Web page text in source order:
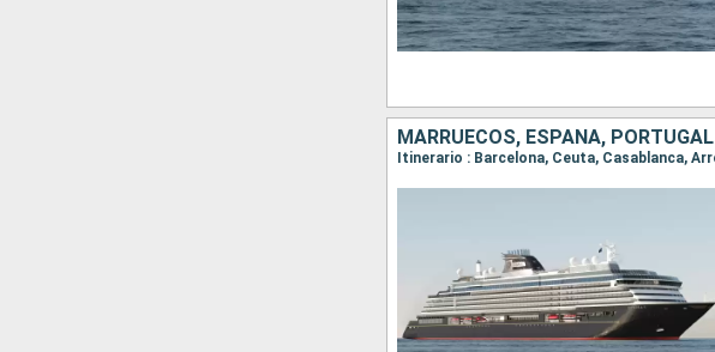
MARRUECOS, ESPAÑA, PORTUGAL